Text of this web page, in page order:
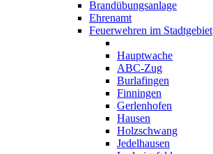
Brandübungsanlage
Ehrenamt
Feuerwehren im Stadtgebiet
Hauptwache
ABC-Zug
Burlafingen
Finningen
Gerlenhofen
Hausen
Holzschwang
Jedelhausen